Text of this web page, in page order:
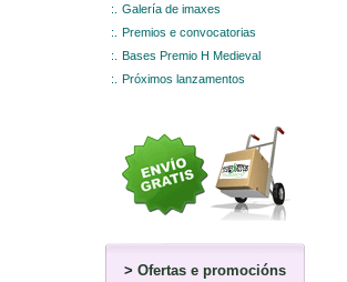
:.
Galería de imaxes
:.
Premios e convocatorias
:.
Bases Premio H Medieval
:.
Próximos lanzamentos
> Ofertas e promocións